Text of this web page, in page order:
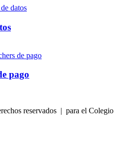
pago
reservados | para el Colegio